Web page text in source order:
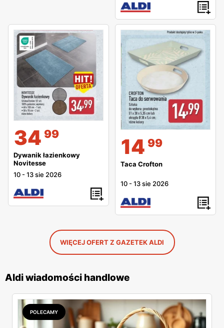
34 99
Dywanik łazienkowy
Novitesse
10 -13 sie 2026
14 99
Taca Crofton
10 -13 sie 2026
WIĘCEJ OFERT Z GAZETEK ALDI
Aldi wiadomości handlowe
POLECAMY